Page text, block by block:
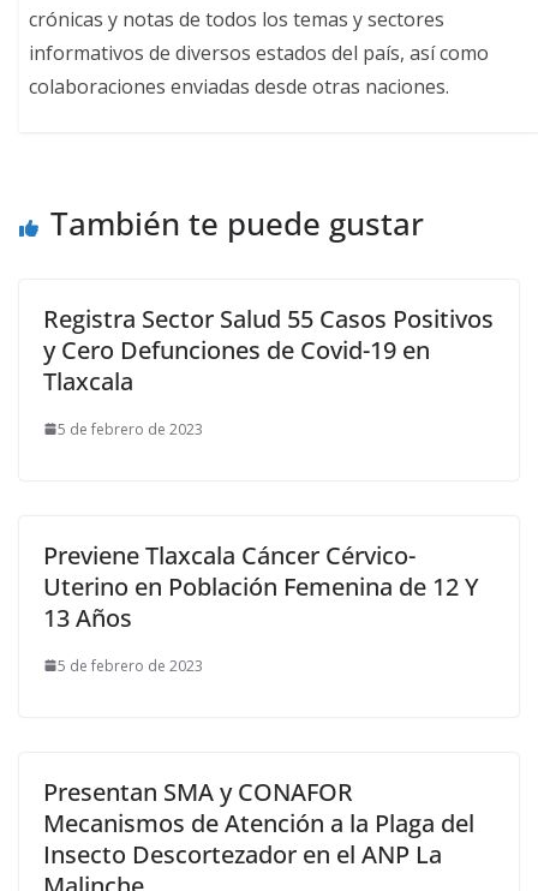
crónicas y notas de todos los temas y sectores
informativos de diversos estados del país, así como
colaboraciones enviadas desde otras naciones.
También te puede gustar
Registra Sector Salud 55 Casos Positivos
y Cero Defunciones de Covid-19 en
Tlaxcala
5 de febrero de 2023
Previene Tlaxcala Cáncer Cérvico-
Uterino en Población Femenina de 12 Y
13 Años
5 de febrero de 2023
Presentan SMA y CONAFOR
Mecanismos de Atención a la Plaga del
Insecto Descortezador en el ANP La